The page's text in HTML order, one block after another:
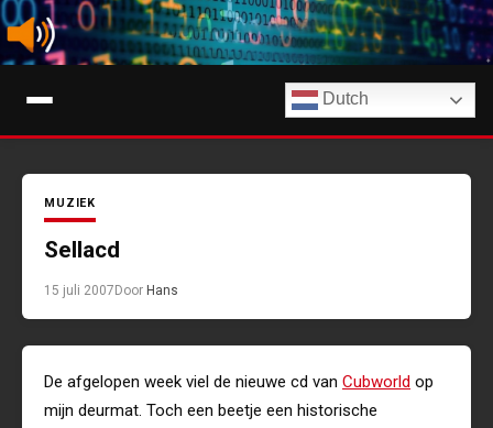
naar
de
inhoudTips, nieuws en info over streaming muziekdiensten en AI-muziek
Dutch
MUZIEK
Sellacd
15 juli 2007 Door Hans
De afgelopen week viel de nieuwe cd van Cubworld op
mijn deurmat. Toch een beetje een historische